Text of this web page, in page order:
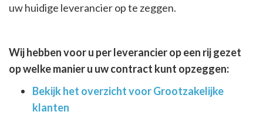
uw huidige leverancier op te zeggen.
Wij hebben voor u per leverancier op een rij gezet
op welke manier u uw contract kunt opzeggen:
Bekijk het overzicht voor Grootzakelijke
klanten